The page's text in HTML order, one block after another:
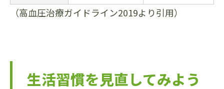
（高血圧治療ガイドライン2019より引用）
生活習慣を見直してみよう